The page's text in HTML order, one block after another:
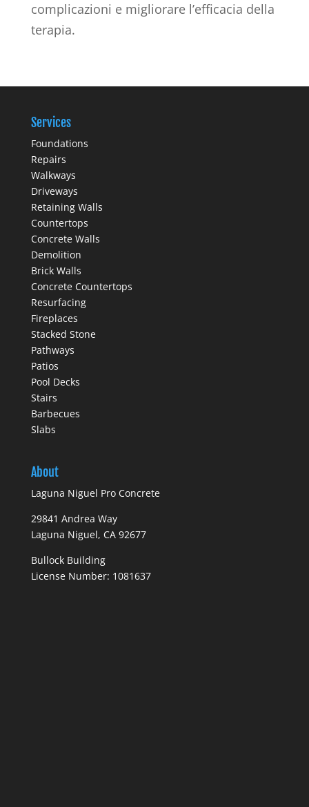
complicazioni e migliorare l’efficacia della
terapia.
Services
Foundations
Repairs
Walkways
Driveways
Retaining Walls
Countertops
Concrete Walls
Demolition
Brick Walls
Concrete Countertops
Resurfacing
Fireplaces
Stacked Stone
Pathways
Patios
Pool Decks
Stairs
Barbecues
Slabs
About
Laguna Niguel Pro Concrete
29841 Andrea Way
Laguna Niguel, CA 92677
Bullock Building
License Number: 1081637